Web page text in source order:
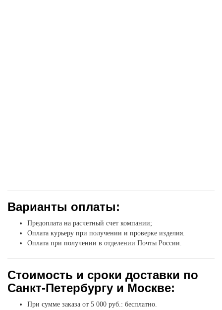
Варианты оплаты:
Предоплата на расчетный счет компании;
Оплата курьеру при получении и проверке изделия.
Оплата при получении в отделении Почты России.
Стоимость и сроки доставки по
Санкт-Петербургу и Москве:
При сумме заказа от 5 000 руб.: бесплатно.